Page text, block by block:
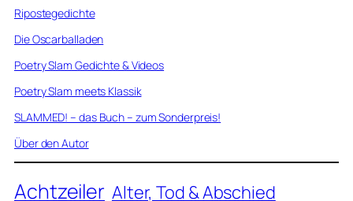
Ripostegedichte
Die Oscarballaden
Poetry Slam Gedichte & Videos
Poetry Slam meets Klassik
SLAMMED! – das Buch – zum Sonderpreis!
Über den Autor
Achtzeiler Alter, Tod & Abschied